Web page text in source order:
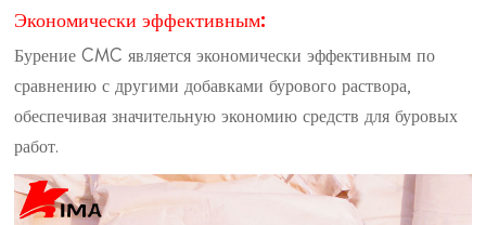
Экономически эффективным:
Бурение CMC является экономически эффективным по
сравнению с другими добавками бурового раствора,
обеспечивая значительную экономию средств для буровых
работ.